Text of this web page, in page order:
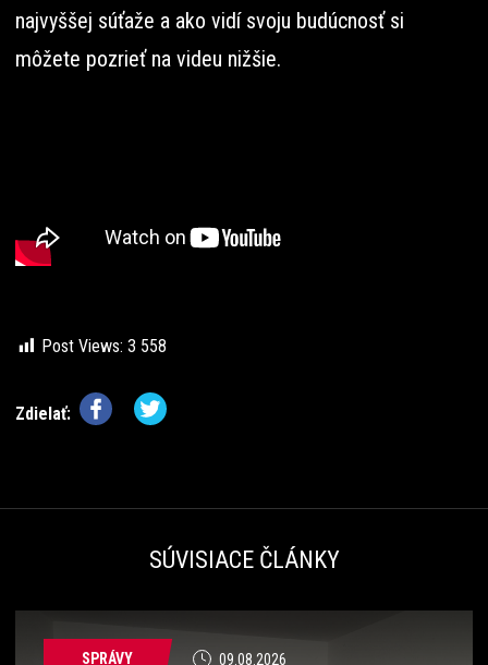
najvyššej súťaže a ako vidí svoju budúcnosť si
môžete pozrieť na videu nižšie.
Post Views: 3 558
Zdielať:
SÚVISIACE ČLÁNKY
SPRÁVY 09.08.2026